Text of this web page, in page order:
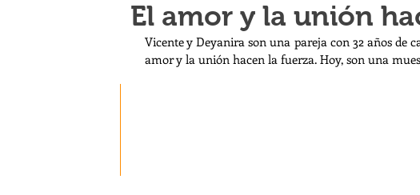
El amor y la unión
Vicente y Deyanira son una pareja con 32 años de
amor y la unión hacen la fuerza. Hoy, son una